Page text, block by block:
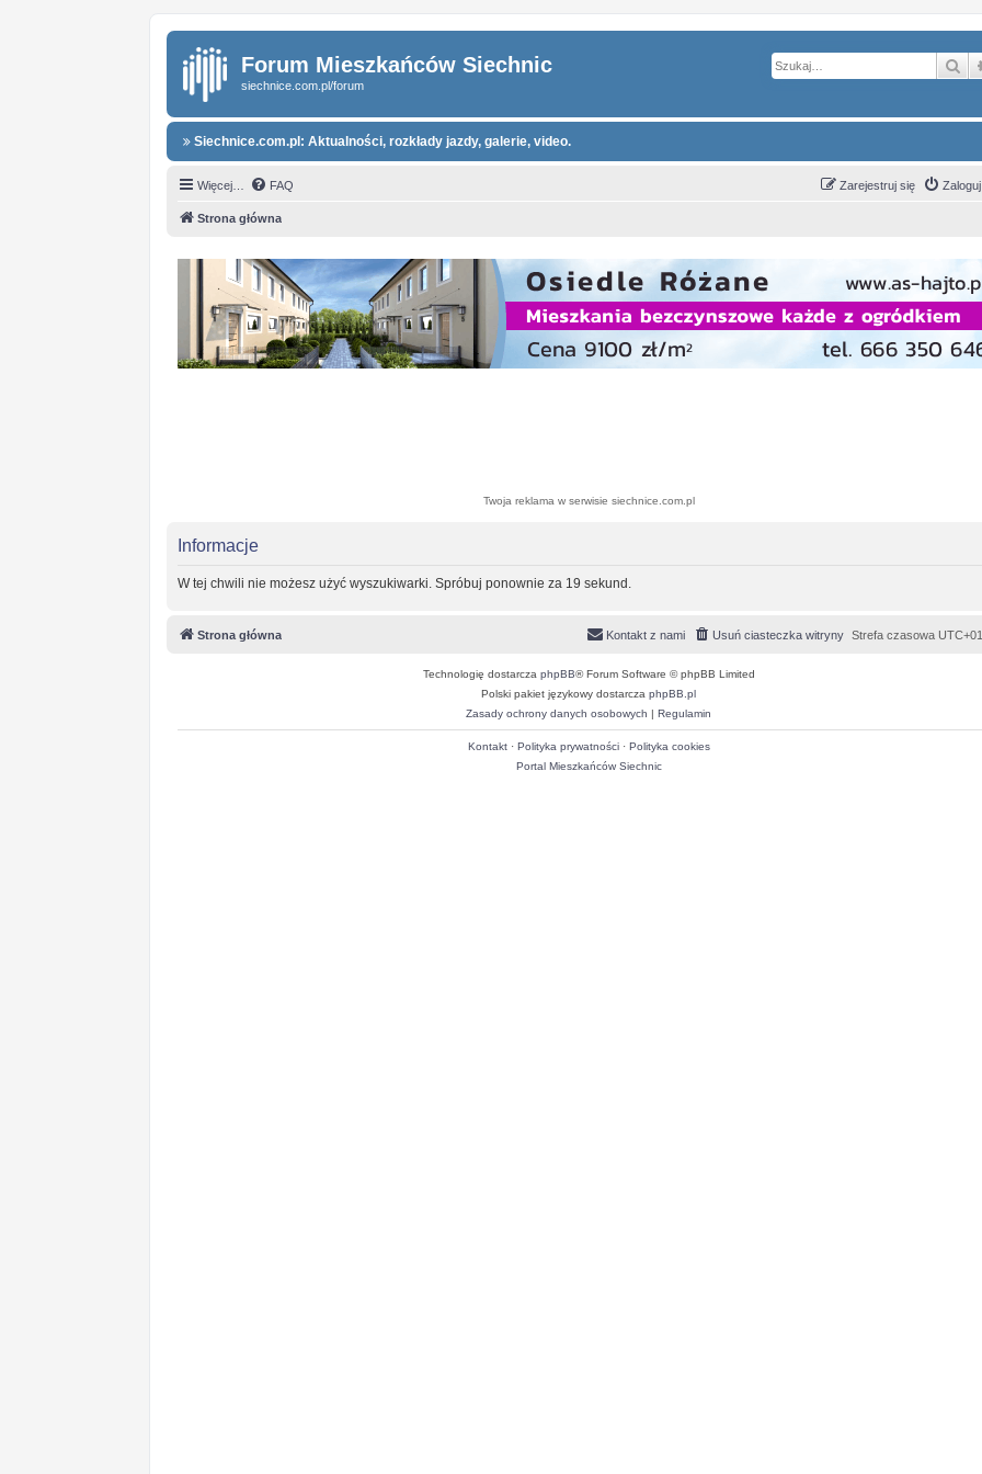
Forum Mieszkańców Siechnic
siechnice.com.pl/forum
Siechnice.com.pl: Aktualności, rozkłady jazdy, galerie, video.
Więcej… FAQ Zarejestruj się
Strona główna
Twoja reklama w serwisie siechnice.com.pl
Informacje
W tej chwili nie możesz użyć wyszukiwarki. Spróbuj ponownie za 19 sekund.
Strona główna Strefa czasowa
Usuń ciasteczka witryny
Kontakt z nami
Technologię dostarcza phpBB® Forum Software © phpBB Limited
Polski pakiet językowy dostarcza phpBB.pl
Zasady ochrony danych osobowych | Regulamin
Kontakt· Polityka prywatności· Polityka cookies
Portal Mieszkańców Siechnic